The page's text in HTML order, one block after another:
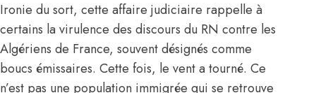
Ironie du sort, cette affaire judiciaire rappelle à
certains la virulence des discours du RN contre les
Algériens de France, souvent désignés comme
boucs émissaires. Cette fois, le vent a tourné. Ce
n’est pas une population immigrée qui se retrouve